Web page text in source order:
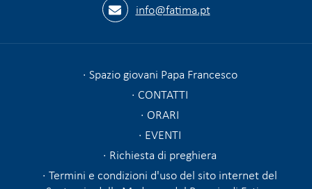
info@fatima.pt
Spazio giovani Papa Francesco
CONTATTI
ORARI
EVENTI
Richiesta di preghiera
Termini e condizioni d'uso del sito internet del